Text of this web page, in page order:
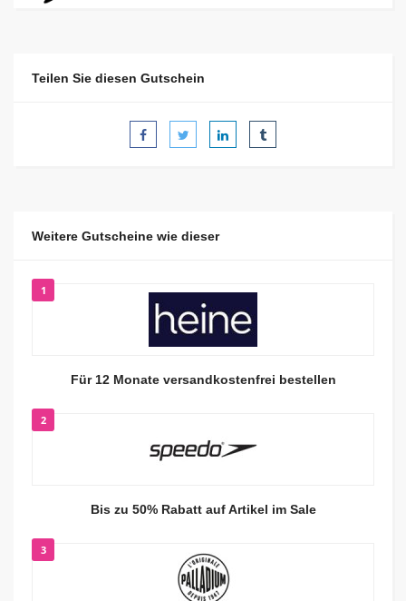
Teilen Sie diesen Gutschein
Weitere Gutscheine wie dieser
1
Für 12 Monate versandkostenfrei bestellen
2
Bis zu 50% Rabatt auf Artikel im Sale
3